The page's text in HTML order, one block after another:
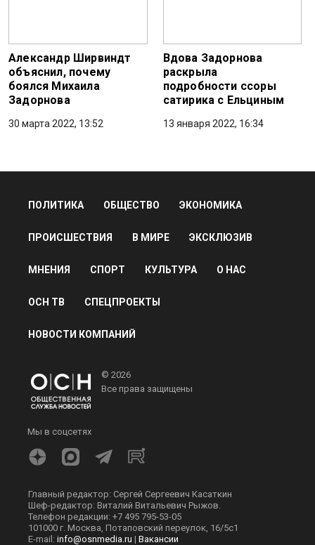
Александр Ширвиндт
объяснил, почему
боялся Михаила
Задорнова
30 марта 2022, 13:52
Вдова Задорнова
раскрыла
подробности ссоры
сатирика с Ельциным
13 января 2022, 16:34
ПОЛИТИКА ОБЩЕСТВО ЭКОНОМИКА
ПРОИСШЕСТВИЯ В МИРЕ ЭКСКЛЮЗИВ
МНЕНИЯ СПОРТ КУЛЬТУРА О НАС
ОСН ТВ СПЕЦПРОЕКТЫ
НОВОСТИ КОМПАНИЙ
© 2026
Все права защищены
Мы в соцсетях
Главный редактор: Сергей Сергеевич Касаткин
Шеф-редактор: Виталий Витальевич Рыжов.
Телефон редакции: +7 495 795-53-05
101000 г. Москва, Потаповский переулок, 16/5с1
E-mail: info@osnmedia.ru | Вакансии